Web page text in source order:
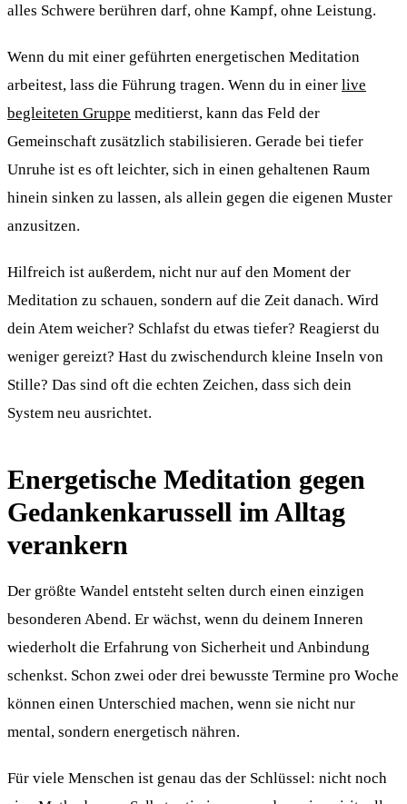
alles Schwere berühren darf, ohne Kampf, ohne Leistung.
Wenn du mit einer geführten energetischen Meditation
arbeitest, lass die Führung tragen. Wenn du in einer live
begleiteten Gruppe meditierst, kann das Feld der
Gemeinschaft zusätzlich stabilisieren. Gerade bei tiefer
Unruhe ist es oft leichter, sich in einen gehaltenen Raum
hinein sinken zu lassen, als allein gegen die eigenen Muster
anzusitzen.
Hilfreich ist außerdem, nicht nur auf den Moment der
Meditation zu schauen, sondern auf die Zeit danach. Wird
dein Atem weicher? Schlafst du etwas tiefer? Reagierst du
weniger gereizt? Hast du zwischendurch kleine Inseln von
Stille? Das sind oft die echten Zeichen, dass sich dein
System neu ausrichtet.
Energetische Meditation gegen
Gedankenkarussell im Alltag
verankern
Der größte Wandel entsteht selten durch einen einzigen
besonderen Abend. Er wächst, wenn du deinem Inneren
wiederholt die Erfahrung von Sicherheit und Anbindung
schenkst. Schon zwei oder drei bewusste Termine pro Woche
können einen Unterschied machen, wenn sie nicht nur
mental, sondern energetisch nähren.
Für viele Menschen ist genau das der Schlüssel: nicht noch